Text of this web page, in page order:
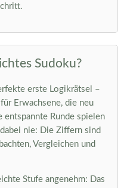
Sudoku?
erste Logikrätsel –
Erwachsene, die neu
entspannte Runde spielen
nie: Die Ziffern sind
Vergleichen und
Stufe angenehm: Das